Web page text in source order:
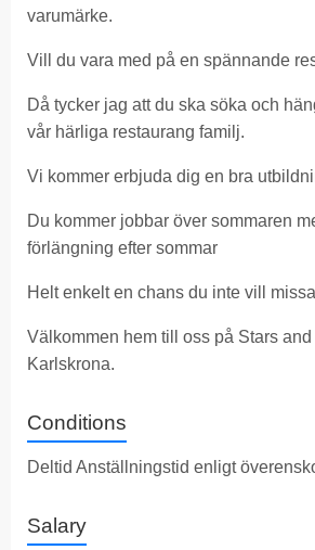
varumärke.
Vill du vara med på en spännande
Då tycker jag att du ska söka och
vår härliga restaurang familj.
Vi kommer erbjuda dig en bra
Du kommer jobbar över sommaren
förlängning efter sommar
Helt enkelt en chans du inte vill
Välkommen hem till oss på Stars
Karlskrona.
Conditions
Deltid Anställningstid enligt
Salary